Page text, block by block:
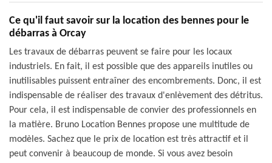
Ce qu'il faut savoir sur la location des bennes pour le
débarras à Orcay
Les travaux de débarras peuvent se faire pour les locaux
industriels. En fait, il est possible que des appareils inutiles ou
inutilisables puissent entraîner des encombrements. Donc, il est
indispensable de réaliser des travaux d'enlèvement des détritus.
Pour cela, il est indispensable de convier des professionnels en
la matière. Bruno Location Bennes propose une multitude de
modèles. Sachez que le prix de location est très attractif et il
peut convenir à beaucoup de monde. Si vous avez besoin